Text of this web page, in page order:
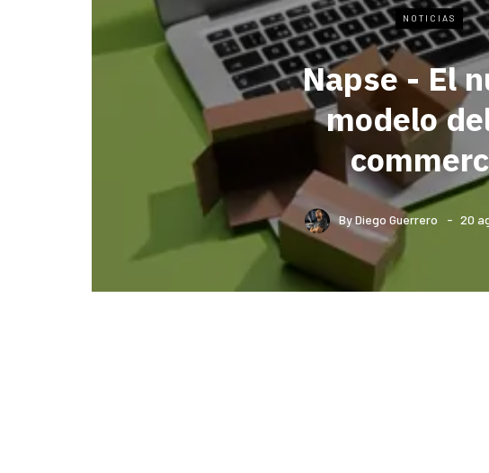
NOTICIAS
Napse - El
modelo
ByDiego Guerrero 20